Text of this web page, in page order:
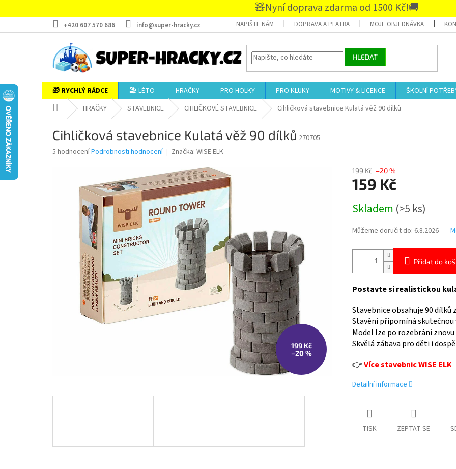
🧸Nyní doprava zdarma od 1500 Kč!🚚
+420 607 570 686 info@super-hracky.cz NAPIŠTE NÁM DOPRAVA A PLATBA MOJE OBJEDNÁVKA
HLEDAT
🎁 RYCHLÝ RÁDCE 🏖️ LÉTO HRAČKY PRO HOLKY PRO KLUKY MOTIVY & LICENCE ŠKOLNÍ
Domů HRAČKY STAVEBNICE CIHLIČKOVÉ STAVEBNICE Cihličková stavebnice Kulatá věž 90 dílků
Cihličková stavebnice Kulatá věž 90 dílků 270705
Průměrné
hvězdiček.
5 hodnoceníPodrobnosti hodnocení Značka: WISE ELK
199 Kč
–20 %
199 Kč –20 %
159 Kč
cena:
Skladem (>5 ks)
Můžeme doručit do: 6.8.2026
Přidat do
Postavte si realistickou
Stavebnice obsahuje 90
Stavění připomíná skutečnou
Model lze po rozebrání
Skvělá zábava pro děti i
👉Více stavebnic WISE ELK
Detailní informace
TISK ZEPTAT SE